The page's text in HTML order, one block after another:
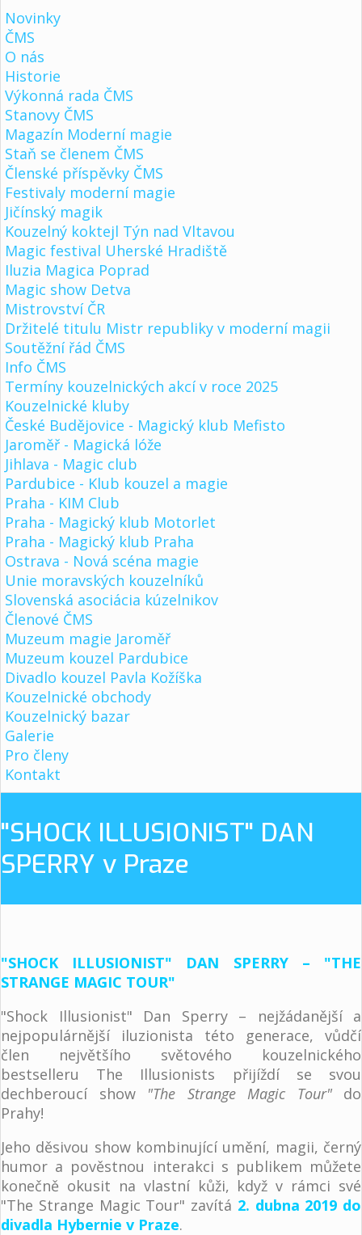
Novinky
ČMS
O nás
Historie
Výkonná rada ČMS
Stanovy ČMS
Magazín Moderní magie
Staň se členem ČMS
Členské příspěvky ČMS
Festivaly moderní magie
Jičínský magik
Kouzelný koktejl Týn nad Vltavou
Magic festival Uherské Hradiště
Iluzia Magica Poprad
Magic show Detva
Mistrovství ČR
Držitelé titulu Mistr republiky v moderní magii
Soutěžní řád ČMS
Info ČMS
Termíny kouzelnických akcí v roce 2025
Kouzelnické kluby
České Budějovice - Magický klub Mefisto
Jaroměř - Magická lóže
Jihlava - Magic club
Pardubice - Klub kouzel a magie
Praha - KIM Club
Praha - Magický klub Motorlet
Praha - Magický klub Praha
Ostrava - Nová scéna magie
Unie moravských kouzelníků
Slovenská asociácia kúzelnikov
Členové ČMS
Muzeum magie Jaroměř
Muzeum kouzel Pardubice
Divadlo kouzel Pavla Kožíška
Kouzelnické obchody
Kouzelnický bazar
Galerie
Pro členy
Kontakt
"SHOCK ILLUSIONIST" DAN
SPERRY v Praze
"SHOCK ILLUSIONIST" DAN SPERRY – "THE
STRANGE MAGIC TOUR"
"Shock Illusionist" Dan Sperry – nejžádanější a
nejpopulárnější iluzionista této generace, vůdčí
člen největšího světového kouzelnického
bestselleru The Illusionists přijíždí se svou
dechberoucí show "The Strange Magic Tour"do
Prahy!
Jeho děsivou show kombinující umění, magii, černý
humor a pověstnou interakci s publikem můžete
konečně okusit na vlastní kůži, když v rámci své
"The Strange Magic Tour" zavítá 2. dubna 2019 do
divadla Hybernie v Praze.